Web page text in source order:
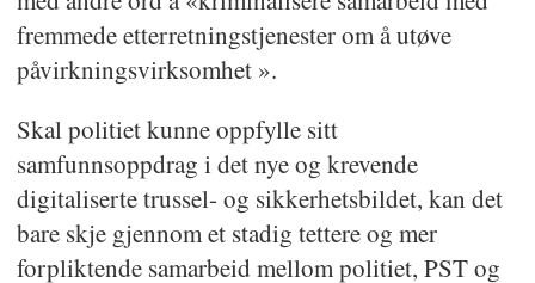
fremmede etterretningstjenester om å utøve
påvirkningsvirksomhet ».
Skal politiet kunne oppfylle sitt
samfunnsoppdrag i det nye og krevende
digitaliserte trussel- og sikkerhetsbildet, kan det
bare skje gjennom et stadig tettere og mer
forpliktende samarbeid mellom politiet, PST og